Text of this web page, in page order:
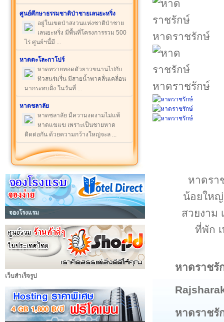
ศูนย์ศึกษาธรรมชาติป่าชายเลนยะหริ่ง
อยู่ในเขตป่าสงวนแห่งชาติป่าชาย
เลนยะหริ่ง มีพื้นที่โครงการรวม 500
ไร่ ศูนย์ฯนี้มี ...
หาดตะโละกาโปร์
หาดทรายทอดตัวยาวขนานไปกับ
ทิวสนร่มรื่น มีสายน้ำพาคลื่นเคลื่อน
มากระทบฝั่ง ในวันที่ ...
หาดชลาลัย
หาดชลาลัย มีความงดงามไม่แพ้
หาดแฆแฆ เพราะเป็นชายหาด
ติดต่อกัน ด้วยความกว้างใหญ่จะล ...
จองโรงแรม
เว็บสำเร็จรูป
หาดราชรักษ์
หาดราชรักษ์
หาดรา
น้อยใหญ่
สวยงาม
ที่พัก
หาดราชรั
หาดราชรั